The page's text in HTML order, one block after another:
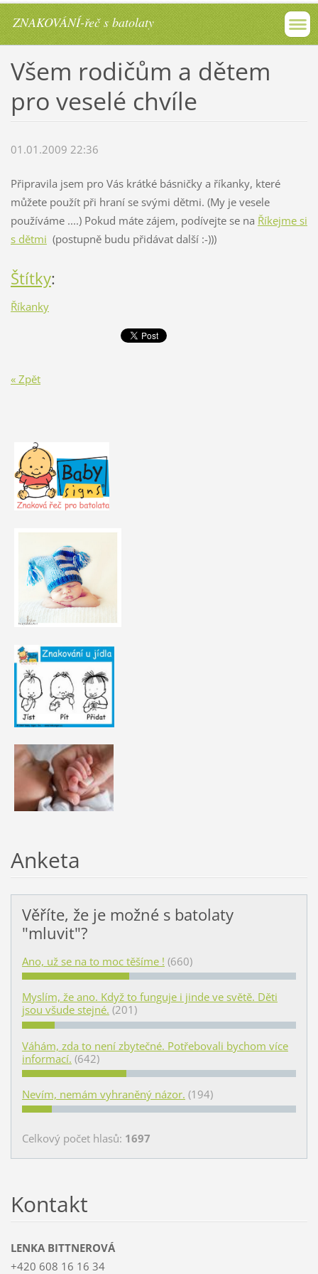
ZNAKOVÁNÍ-řeč s batolaty
Všem rodičům a dětem
pro veselé chvíle
01.01.2009 22:36
Připravila jsem pro Vás krátké básničky a říkanky, které
můžete použít při hraní se svými dětmi. (My je vesele
používáme ....) Pokud máte zájem, podívejte se na Říkejme si
s dětmi (postupně budu přidávat další :-)))
Štítky:
Říkanky
« Zpět
Anketa
Věříte, že je možné s batolaty
"mluvit"?
Ano, už se na to moc těšíme ! (660)
Myslím, že ano. Když to funguje i jinde ve světě. Děti
jsou všude stejné. (201)
Váhám, zda to není zbytečné. Potřebovali bychom více
informací. (642)
Nevím, nemám vyhraněný názor. (194)
Celkový počet hlasů: 1697
Kontakt
LENKA BITTNEROVÁ
+420 608 16 16 34